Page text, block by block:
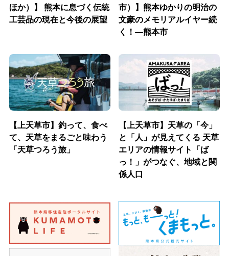
ほか）】 熊本に息づく伝統
工芸品の現在と今後の展望
市）】熊本ゆかりの明治の
文豪のメモリアルイヤー続
く！―熊本市
【上天草市】釣って、食べ
て、天草をまるごと味わう
「天草つろう旅」
【上天草市】天草の「今」
と「人」が見えてくる 天草
エリアの情報サイト「ば
っ！」がつなぐ、地域と関
係人口